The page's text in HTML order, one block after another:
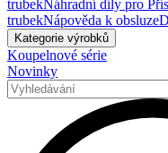
trubekNáhradní díly pro
trubekNápověda k obsluze
Kategorie výrobků
Koupelnové série
Novinky